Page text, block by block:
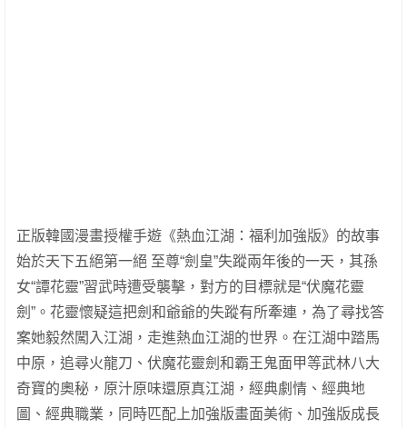
正版韓國漫畫授權手遊《熱血江湖：福利加強版》的故事
始於天下五絕第一絕 至尊“劍皇”失蹤兩年後的一天，其孫
女“譚花靈”習武時遭受襲擊，對方的目標就是“伏魔花靈
劍”。花靈懷疑這把劍和爺爺的失蹤有所牽連，為了尋找答
案她毅然闖入江湖，走進熱血江湖的世界。在江湖中踏馬
中原，追尋火龍刀、伏魔花靈劍和霸王鬼面甲等武林八大
奇寶的奧秘，原汁原味還原真江湖，經典劇情、經典地
圖、經典職業，同時匹配上加強版畫面美術、加強版成長